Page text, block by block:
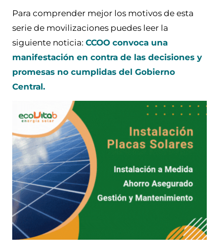
Para comprender mejor los motivos de esta
serie de movilizaciones puedes leer la
siguiente noticia: CCOO convoca una
manifestación en contra de las decisiones y
promesas no cumplidas del Gobierno
Central.